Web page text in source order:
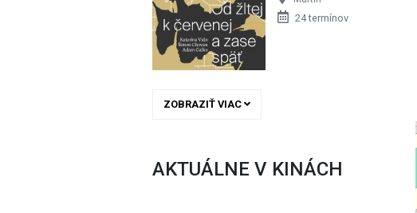
24 termínov
ZOBRAZIŤ VIAC
AKTUÁLNE V KINÁCH